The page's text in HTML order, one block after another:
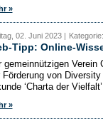
»
02. Juni 2023 |
Tipp: Online-
gemeinnützigen
Förderung von
‘Charta der
»